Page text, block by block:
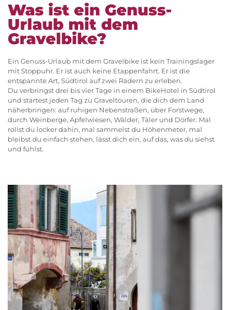
Was ist ein Genuss-
Urlaub mit dem
Gravelbike?
Ein Genuss-Urlaub mit dem Gravelbike ist kein Trainingslager
mit Stoppuhr. Er ist auch keine Etappenfahrt. Er ist die
entspannte Art, Südtirol auf zwei Rädern zu erleben.
Du verbringst drei bis vier Tage in einem BikeHotel in Südtirol
und startest jeden Tag zu Graveltouren, die dich dem Land
näherbringen: auf ruhigen Nebenstraßen, über Forstwege,
durch Weinberge, Apfelwiesen, Wälder, Täler und Dörfer. Mal
rollst du locker dahin, mal sammelst du Höhenmeter, mal
bleibst du einfach stehen, lässt dich ein, auf das, was du siehst
und fühlst.